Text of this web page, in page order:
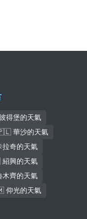
得堡的天氣
華沙的天氣
奇的天氣
興的天氣
齊的天氣
光的天氣